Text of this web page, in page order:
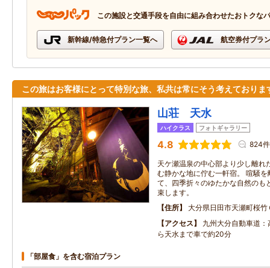
この施設と交通手段を自由に組み合わせたおトクな
新幹線/特急付プラン一覧へ 航空券付プラ
この旅はお客様にとって特別な旅、私共は常にそう考えておりま
山荘 天水
ハイクラス フォトギャラリー
4.8 824件
天ケ瀬温泉の中心部より少し離れ
む静かな地に佇む一軒宿。 喧騒
て、四季折々のゆたかな自然のも
束します。
住所
大分県日田市天瀬町桜竹
アクセス
九州大分自動車道
ら天水まで車で約20分
「部屋食」を含む宿泊プラン